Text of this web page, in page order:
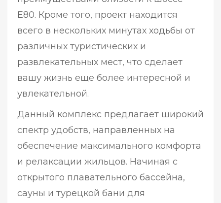
E80. Кроме того, проект находится
всего в нескольких минутах ходьбы от
различных туристических и
развлекательных мест, что сделает
вашу жизнь еще более интересной и
увлекательной.
Данный комплекс предлагает широкий
спектр удобств, направленных на
обеспечение максимального комфорта
и релаксации жильцов. Начиная с
открытого плавательного бассейна,
сауны и турецкой бани для